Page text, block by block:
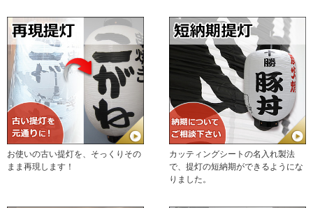
お使いの古い提灯を、そっくりその
まま再現します！
カッティングシートの名入れ製法
で、提灯の短納期ができるようにな
りました。